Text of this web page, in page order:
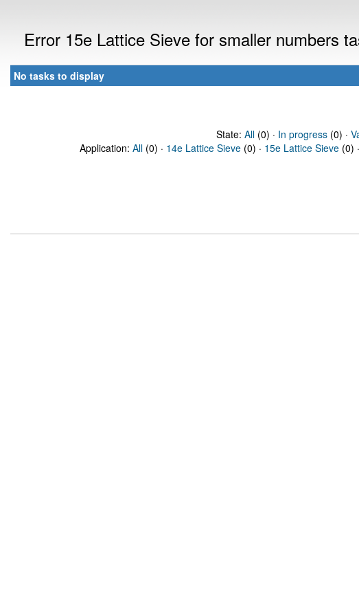
Error 15e Lattice Sieve for smaller numbers
No tasks to display
State: All(0) · In progress(0) ·
Application: All (0) · 14e Lattice Sieve (0) · 15e Lattice Sieve (0)